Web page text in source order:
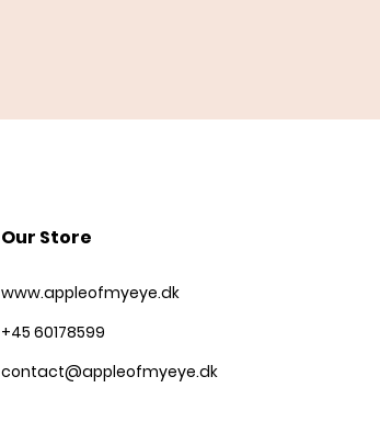
Our Store
www.appleofmyeye.dk
+45 60178599
contact@appleofmyeye.dk